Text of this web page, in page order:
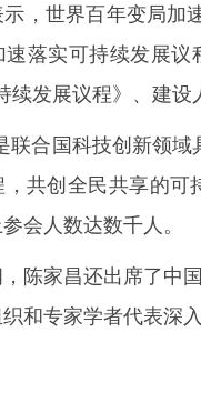
世界百年变局加速
落实可持续发展
续发展议程》、建
合国科技创新领域
共创全民共享的可
会人数达数千人。
家昌还出席了中国
和专家学者代表深